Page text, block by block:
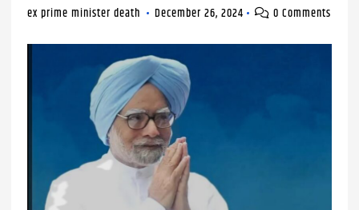
ex prime minister death December 26, 2024 0 Comments